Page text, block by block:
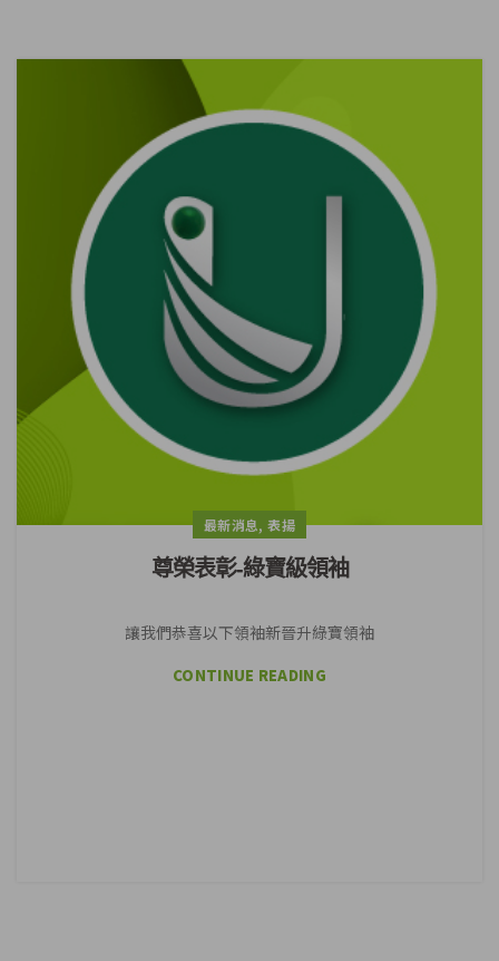
最新消息,表揚
尊榮表彰-綠寶級領袖
讓我們恭喜以下領袖新晉升綠寶領袖
CONTINUE READING